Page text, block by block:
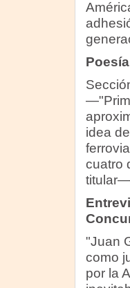
Poesía
idea
cuatro
"Juan
como
por la